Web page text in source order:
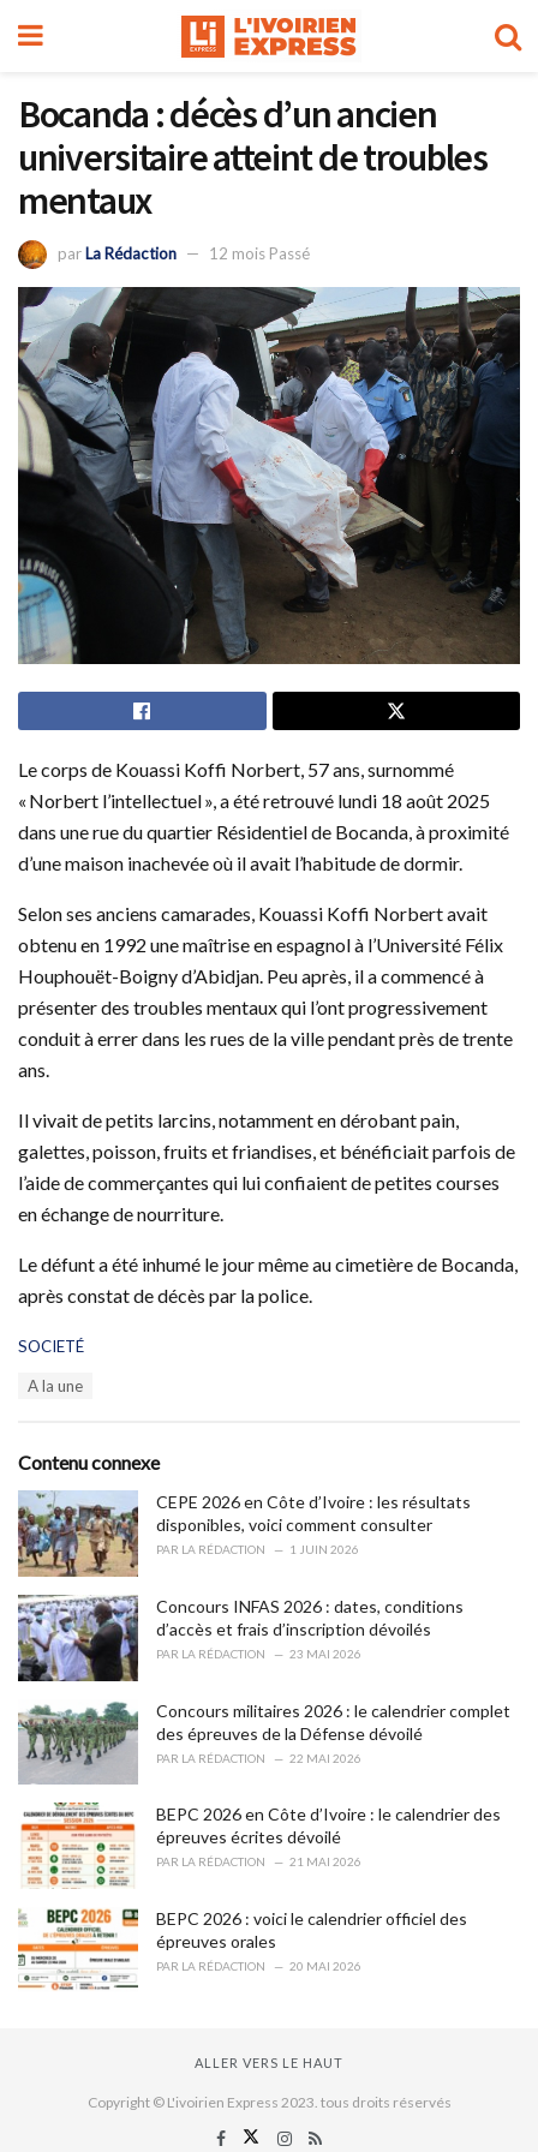
Bocanda : décès d’un ancien
universitaire atteint de troubles
mentaux
parLa Rédaction 12 mois Passé
Le corps de Kouassi Koffi Norbert, 57 ans, surnommé
« Norbert l’intellectuel », a été retrouvé lundi 18 août 2025
dans une rue du quartier Résidentiel de Bocanda, à proximité
d’une maison inachevée où il avait l’habitude de dormir.
Selon ses anciens camarades, Kouassi Koffi Norbert avait
obtenu en 1992 une maîtrise en espagnol à l’Université Félix
Houphouët-Boigny d’Abidjan. Peu après, il a commencé à
présenter des troubles mentaux qui l’ont progressivement
conduit à errer dans les rues de la ville pendant près de trente
ans.
Il vivait de petits larcins, notamment en dérobant pain,
galettes, poisson, fruits et friandises, et bénéficiait parfois de
l’aide de commerçantes qui lui confiaient de petites courses
en échange de nourriture.
Le défunt a été inhumé le jour même au cimetière de Bocanda,
après constat de décès par la police.
C
o
r
i
e
s
:
SOCIETÉ
:
A la une
Contenu connexe
CEPE 2026 en Côte d’Ivoire : les résultats
disponibles, voici comment consulter
PAR LA RÉDACTION 1 JUIN 2026
Concours INFAS 2026 : dates, conditions
d’accès et frais d’inscription dévoilés
PAR LA RÉDACTION 23 MAI 2026
Concours militaires 2026 : le calendrier complet
des épreuves de la Défense dévoilé
PAR LA RÉDACTION 22 MAI 2026
BEPC 2026 en Côte d’Ivoire : le calendrier des
épreuves écrites dévoilé
PAR LA RÉDACTION 21 MAI 2026
BEPC 2026 : voici le calendrier officiel des
épreuves orales
PAR LA RÉDACTION 20 MAI 2026
ALLER VERS LE HAUT
Copyright © L'ivoirien Express 2023. tous droits réservés